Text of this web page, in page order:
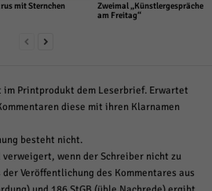
mit Sternchen
Zweimal „Künstlergespräche
am Freitag“
im Printprodukt dem Leserbrief. Erwartet
diese mit ihren Klarnamen
besteht nicht.
wenn der Schreiber nicht zu
Veröffentlichung des Kommentares aus